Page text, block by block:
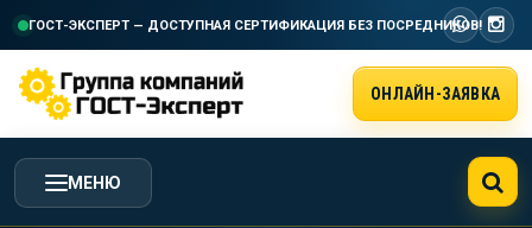
ГОСТ-ЭКСПЕРТ — ДОСТУПНАЯ СЕРТИФИКАЦИЯ БЕЗ ПОСРЕДНИКОВ!
ОНЛАЙН-ЗАЯВКА
МЕНЮ